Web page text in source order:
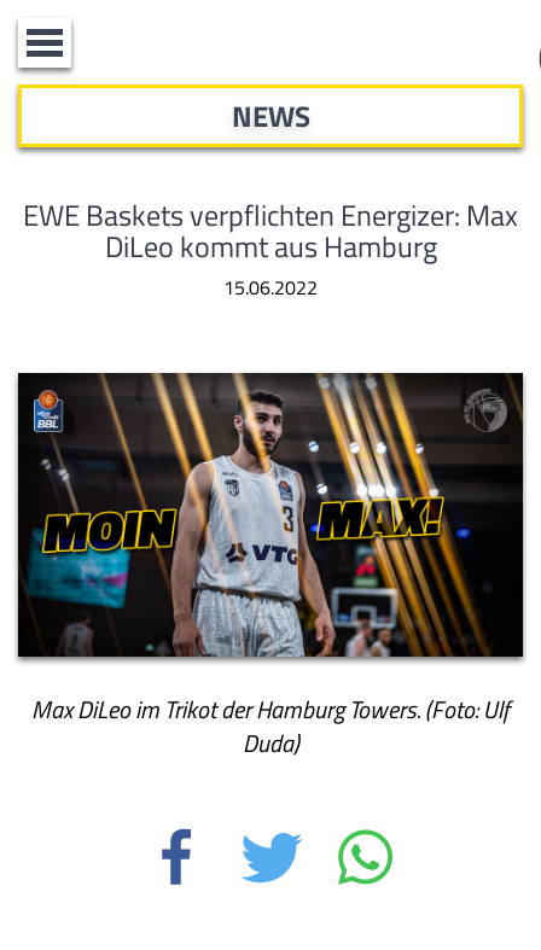
Toggle
navigation
NEWS
EWE Baskets verpflichten Energizer: Max
DiLeo kommt aus Hamburg
15.06.2022
Max DiLeo im Trikot der Hamburg Towers. (Foto: Ulf
Duda)